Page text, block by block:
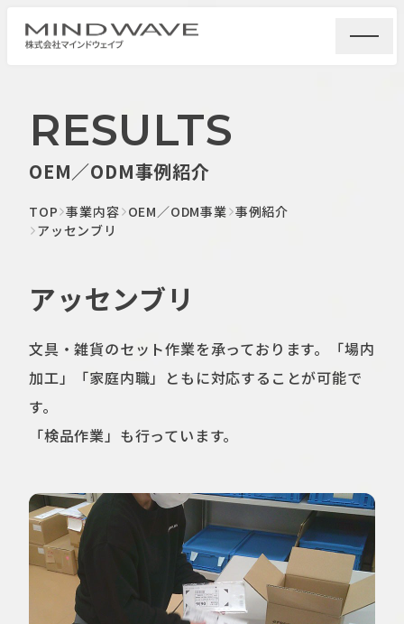
RESULTS
OEM／ODM事例紹介
TOP 事業内容 OEM／ODM事業 事例紹介
アッセンブリ
アッセンブリ
文具・雑貨のセット作業を承っております。「場内
加工」「家庭内職」ともに対応することが可能で
す。
「検品作業」も行っています。